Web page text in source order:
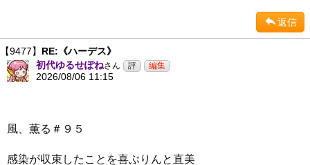
返信
【9477】 RE:《ハーデス》
初代ゆるせぽねさん
2026/08/06 11:15
風、薫る＃９５
感染が収束したことを喜ぶりんと直美